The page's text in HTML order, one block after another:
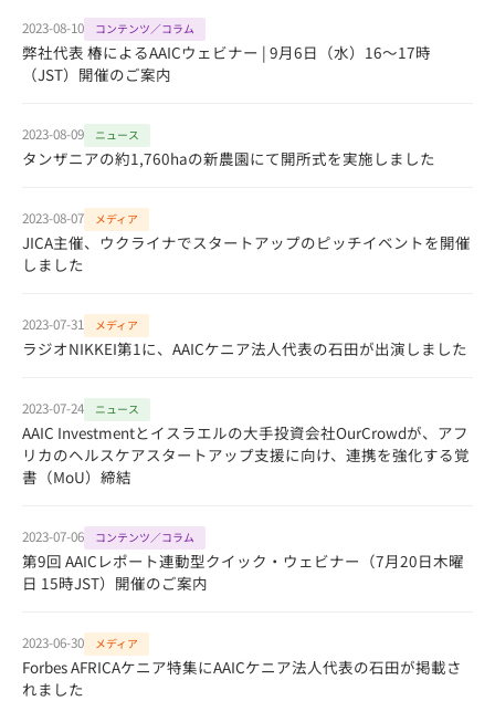
2023-08-10 コンテンツ／コラム
弊社代表 椿によるAAICウェビナー | 9月6日（水）16～17時
（JST）開催のご案内
2023-08-09 ニュース
タンザニアの約1,760haの新農園にて開所式を実施しました
2023-08-07 メディア
JICA主催、ウクライナでスタートアップのピッチイベントを開催
しました
2023-07-31 メディア
ラジオNIKKEI第1に、AAICケニア法人代表の石田が出演しました
2023-07-24 ニュース
AAIC Investmentとイスラエルの大手投資会社OurCrowdが、アフ
リカのヘルスケアスタートアップ支援に向け、連携を強化する覚
書（MoU）締結
2023-07-06 コンテンツ／コラム
第9回 AAICレポート連動型クイック・ウェビナー（7月20日木曜
日 15時JST）開催のご案内
2023-06-30 メディア
Forbes AFRICAケニア特集にAAICケニア法人代表の石田が掲載さ
れました